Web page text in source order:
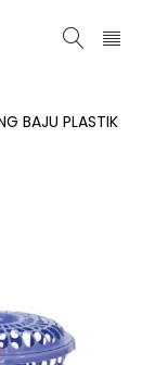
BAJU PLASTIK